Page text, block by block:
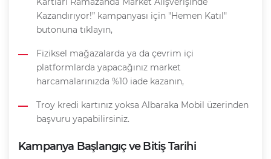
Kazandırıyor!” kampanyası için "Hemen Katıl"
butonuna tıklayın,
Fiziksel mağazalarda ya da çevrim içi
platformlarda yapacağınız market
harcamalarınızda %10 iade kazanın,
Troy kredi kartınız yoksa Albaraka Mobil üzerinden
başvuru yapabilirsiniz.
Kampanya Başlangıç ve Bitiş Tarihi